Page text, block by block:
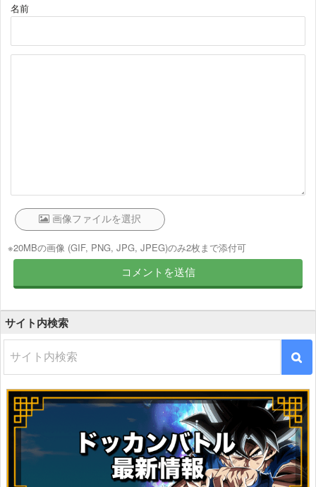
※20MBの画像 (GIF, PNG, JPG, JPEG)のみ2枚まで添付可
名前
サイト内検索